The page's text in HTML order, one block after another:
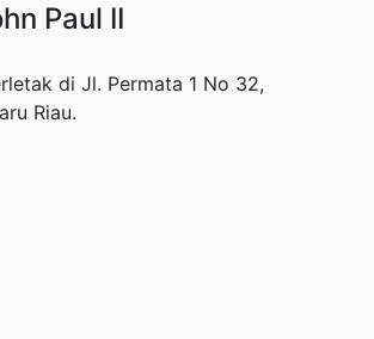
Paul II
di Jl. Permata 1 No 32,
Riau.